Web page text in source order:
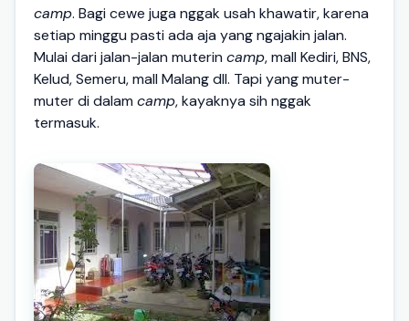
camp. Bagi cewe juga nggak usah khawatir, karena
setiap minggu pasti ada aja yang ngajakin jalan.
Mulai dari jalan-jalan muterin camp, mall Kediri, BNS,
Kelud, Semeru, mall Malang dll. Tapi yang muter-
muter di dalam camp, kayaknya sih nggak
termasuk.